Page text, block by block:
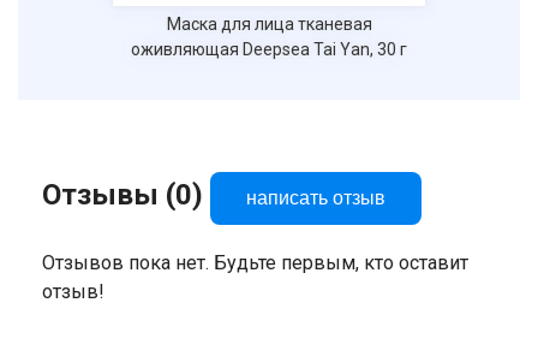
Маска для лица тканевая
оживляющая Deepsea Tai Yan, 30 г
Отзывы (0) написать отзыв
Отзывов пока нет. Будьте первым, кто оставит
отзыв!